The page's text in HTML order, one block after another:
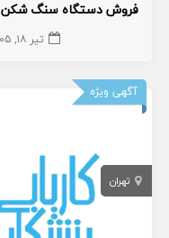
فروش دستگاه سنگ شکن
تیر ۱۸, ۱۴۰۵
آگهی ویژه
تهران